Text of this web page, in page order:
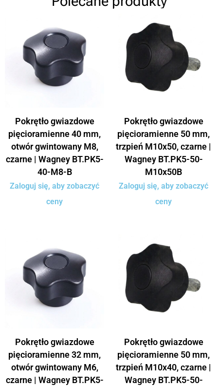
Pokrętło gwiazdowe
pięcioramienne 40 mm,
otwór gwintowany M8,
czarne | Wagney BT.PK5-
40-M8-B
Zaloguj się, aby zobaczyć
ceny
Pokrętło gwiazdowe
pięcioramienne 50 mm,
trzpień M10x50, czarne |
Wagney BT.PK5-50-
M10x50B
Zaloguj się, aby zobaczyć
ceny
Pokrętło gwiazdowe
pięcioramienne 32 mm,
otwór gwintowany M6,
czarne | Wagney BT.PK5-
Pokrętło gwiazdowe
pięcioramienne 50 mm,
trzpień M10x40, czarne |
Wagney BT.PK5-50-